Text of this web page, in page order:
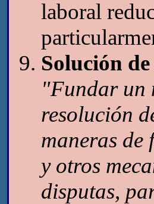
laboral
Solución
"Fundar un
resolución
maneras
y otros
disputas,